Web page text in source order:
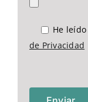
He
de Privacidad